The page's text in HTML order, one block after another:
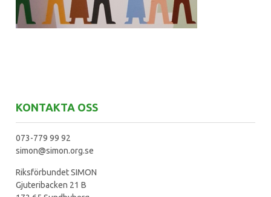
KONTAKTA OSS
073-779 99 92
simon@simon.org.se
Riksförbundet SIMON
Gjuteribacken 21 B